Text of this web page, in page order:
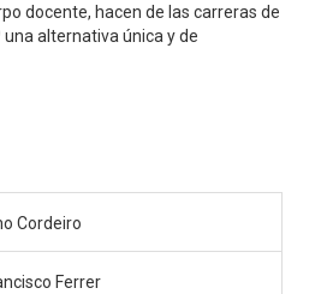
docente, hacen de las carreras de
una alternativa única y de
Cordeiro
Ferrer